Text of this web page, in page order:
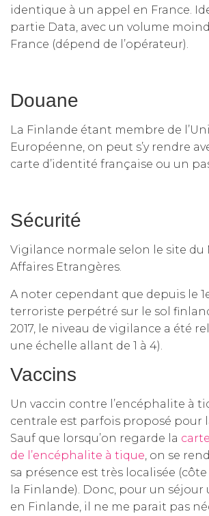
identique à un appel en France.
partie Data, avec un volume
France (dépend de l’opérateur).
Douane
La Finlande étant membre de
Européenne, on peut s’y rendre
carte d’identité française ou un
Sécurité
Vigilance normale selon le site du
Affaires Etrangères.
A noter cependant que depuis le
terroriste perpétré sur le sol
2017, le niveau de vigilance a été
une échelle allant de 1 à 4).
Vaccins
Un vaccin contre l’encéphalite à
centrale est parfois proposé pour
Sauf que lorsqu’on regarde la
de l’encéphalite à tique, on se
sa présence est très localisée
la Finlande). Donc, pour un
en Finlande, il ne me parait pas